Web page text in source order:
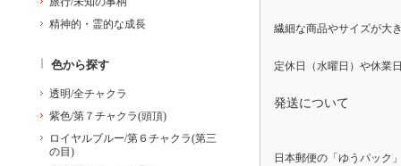
繊細な商品やサイズが大
発送について
日本郵便の「ゆうパック
精神的・霊的な成長
色から探す
透明/全チャクラ
紫色/第７チャクラ(頭頂)
ロイヤルブルー/第６チャクラ(第三
の目)